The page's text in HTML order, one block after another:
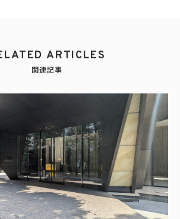
ARTICLES
関連記事